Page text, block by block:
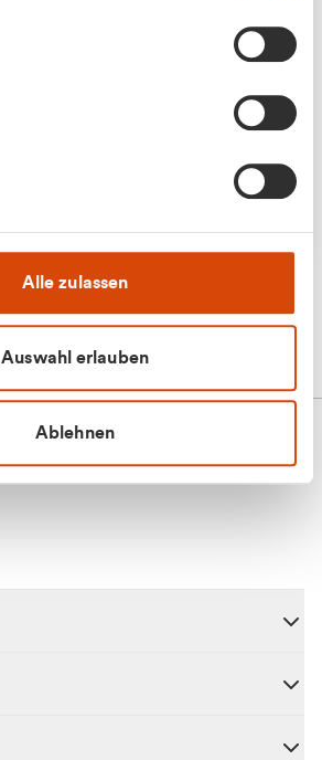
Alle zulassen
Auswahl erlauben
Ablehnen